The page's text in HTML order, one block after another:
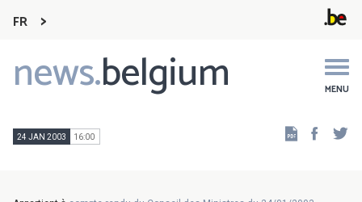
FR
news.belgium MENU
Main
navigation
24 JAN 2003 16:00